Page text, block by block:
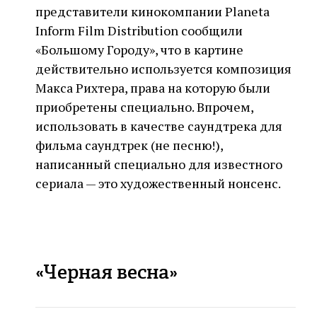
представители кинокомпании Planeta
Inform Film Distribution сообщили
«Большому Городу», что в картине
действительно используется композиция
Макса Рихтера, права на которую были
приобретены специально. Впрочем,
использовать в качестве саундтрека для
фильма саундтрек (не песню!),
написанный специально для известного
сериала — это художественный нонсенс.
«Черная весна»